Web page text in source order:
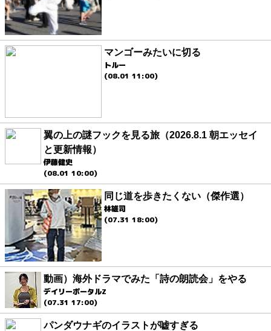
マンゴーみたいに切る
トルー
(08.01 11:00)
翼の上の謎フックを見る旅（2026.8.1 朝エッセイ
と更新情報）
伊藤健史
(08.01 10:00)
同じ道を歩きたくない（傑作選）
林雄司
(07.31 18:00)
動画）海外ドラマでみた「詩の朗読会」をやる
デイリーポータルZ
(07.31 17:00)
パンダウナギのイラストが嘘すぎる